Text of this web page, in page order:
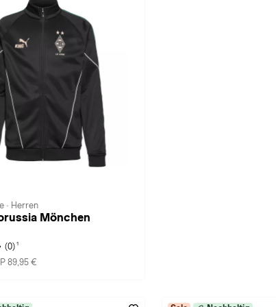
· Herren
Mönchen
(0) 1
89,95 €